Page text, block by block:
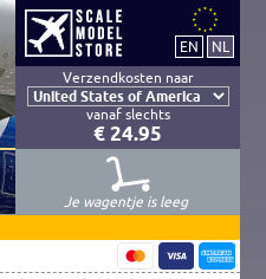
Verzendkosten naar
vanaf slechts
€ 24.95
Je wagentje is leeg